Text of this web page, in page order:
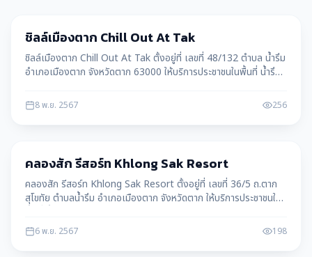
เมืองตาก
ชิลล์เมืองตาก Chill Out At Tak
ชิลล์เมืองตาก Chill Out At Tak ตั้งอยู่ที่ เลขที่ 48/132 ตำบล น้ำรึม
อำเภอเมืองตาก จังหวัดตาก 63000 ให้บริการประชาชนในพื้นที่ น้ำรึม
8 พ.ย. 2567 256
คลองสัก รีสอร์ท Khlong Sak Resort
คลองสัก รีสอร์ท Khlong Sak Resort ตั้งอยู่ที่ เลขที่ 36/5 ถ.ตาก
สุโขทัย ตำบลน้ำรึม อำเภอเมืองตาก จังหวัดตาก ให้บริการประชาชนใน
6 พ.ย. 2567 198